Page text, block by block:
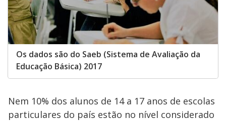
Os dados são do Saeb (Sistema de Avaliação da
Educação Básica) 2017
Nem 10% dos alunos de 14 a 17 anos de escolas
particulares do país estão no nível considerado